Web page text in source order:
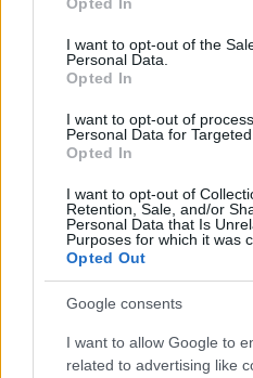
use your data for below
consent section.
I want to opt-out of the
Personal Data.
Opted In
I want to opt-out of
Personal Data for Targeted
Opted In
I want to opt-out of
Retention, Sale, and/or
Personal Data that Is
Purposes for which it was
Opted Out
Google consents
I want to allow Google to
related to advertising like
van joguk az
és Izrael
barátunk
lehetőségét
fogalmazott
magyarázatában
A „jó